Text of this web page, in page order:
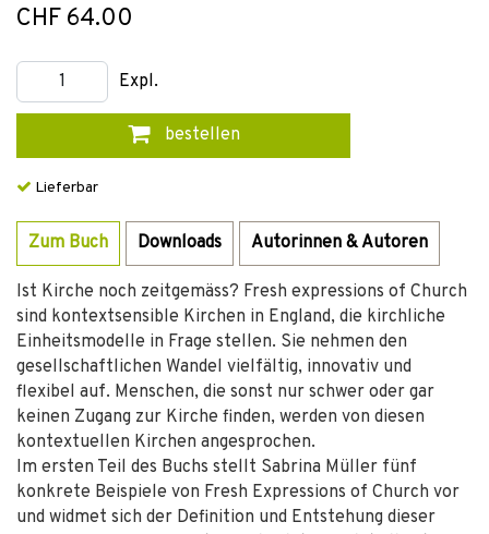
CHF 64.00
Expl.
bestellen
Lieferbar
Zum Buch Downloads Autorinnen & Autoren
Ist Kirche noch zeitgemäss? Fresh expressions of Church
sind kontextsensible Kirchen in England, die kirchliche
Einheitsmodelle in Frage stellen. Sie nehmen den
gesellschaftlichen Wandel vielfältig, innovativ und
flexibel auf. Menschen, die sonst nur schwer oder gar
keinen Zugang zur Kirche finden, werden von diesen
kontextuellen Kirchen angesprochen.
Im ersten Teil des Buchs stellt Sabrina Müller fünf
konkrete Beispiele von Fresh Expressions of Church vor
und widmet sich der Definition und Entstehung dieser